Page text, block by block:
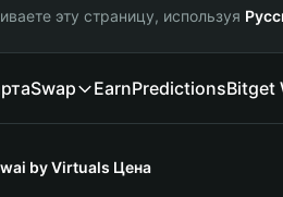
эту страницу, используя
Swap EarnPredictionsBitget
by Virtuals Цена